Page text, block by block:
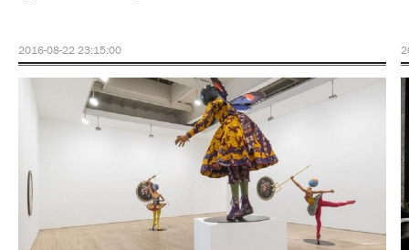
2016-08-22 23:15:00